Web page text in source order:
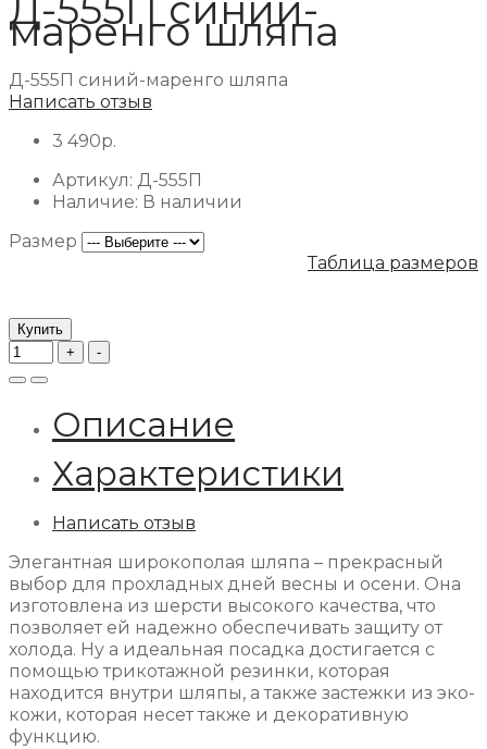
маренго шляпа
Д-555П синий-маренго шляпа
Написать отзыв
3 490р.
Артикул: Д-555П
Наличие: В наличии
Размер
Таблица размеров
Купить
Описание
Характеристики
Написать отзыв
Элегантная широкополая шляпа – прекрасный
выбор для прохладных дней весны и осени. Она
изготовлена из шерсти высокого качества, что
позволяет ей надежно обеспечивать защиту от
холода. Ну а идеальная посадка достигается с
помощью трикотажной резинки, которая
находится внутри шляпы, а также застежки из эко-
кожи, которая несет также и декоративную
функцию.